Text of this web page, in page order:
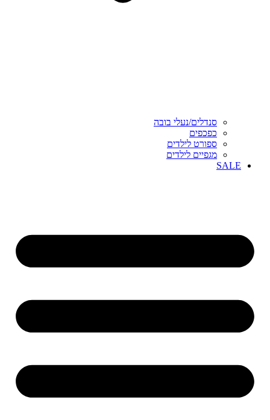
סנדלים/נעלי בובה
כפכפים
ספורט לילדים
מגפיים לילדים
SALE